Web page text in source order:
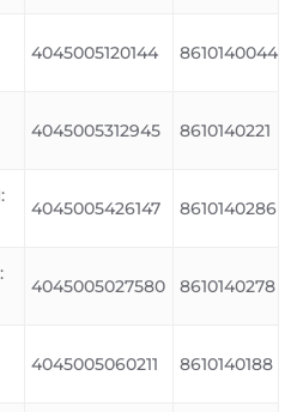
4045005120144 8610140044
4045005312945 8610140221
4045005426147 8610140286
4045005027580 8610140278
4045005060211 8610140188